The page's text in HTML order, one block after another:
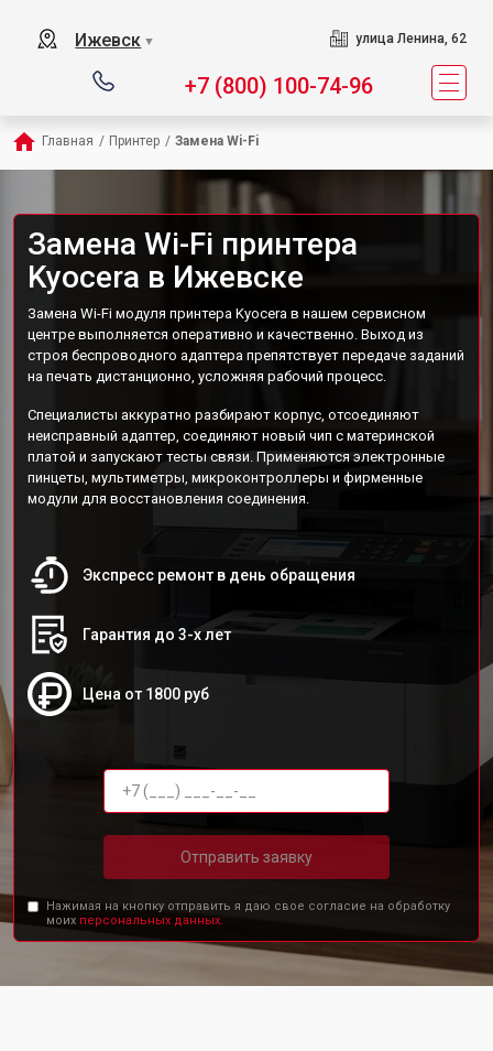
Ижевск ▼ улица Ленина, 62
+7 (800) 100-74-96
Главная / Принтер / Замена Wi-Fi
Замена Wi-Fi принтера
Kyocera в Ижевске
Замена Wi-Fi модуля принтера Kyocera в нашем сервисном
центре выполняется оперативно и качественно. Выход из
строя беспроводного адаптера препятствует передаче заданий
на печать дистанционно, усложняя рабочий процесс.
Специалисты аккуратно разбирают корпус, отсоединяют
неисправный адаптер, соединяют новый чип с материнской
платой и запускают тесты связи. Применяются электронные
пинцеты, мультиметры, микроконтроллеры и фирменные
модули для восстановления соединения.
Экспресс ремонт в день обращения
Гарантия до 3-х лет
Цена от 1800 руб
Отправить заявку
Нажимая на кнопку отправить я даю свое согласие на обработку
моих персональных данных.